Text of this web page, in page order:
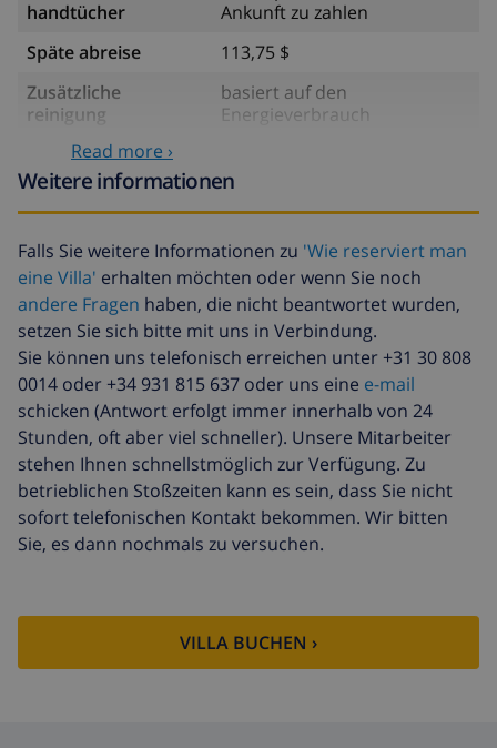
handtücher
Ankunft zu zahlen
Späte abreise
113,75 $
Zusätzliche
reinigung
basiert auf den
Energieverbrauch
Reiserücktrittsfonds:
4.80% der Gesamtsumme
Read more ›
Weitere informationen
Falls Sie weitere Informationen zu 'Wie reserviert man
eine Villa' erhalten möchten oder wenn Sie noch
andere Fragen haben, die nicht beantwortet wurden,
setzen Sie sich bitte mit uns in Verbindung.
Sie können uns telefonisch erreichen unter +31 30 808
0014 oder +34 931 815 637 oder uns eine e-mail
schicken (Antwort erfolgt immer innerhalb von 24
Stunden, oft aber viel schneller). Unsere Mitarbeiter
stehen Ihnen schnellstmöglich zur Verfügung. Zu
betrieblichen Stoßzeiten kann es sein, dass Sie nicht
sofort telefonischen Kontakt bekommen. Wir bitten
Sie, es dann nochmals zu versuchen.
VILLA BUCHEN ›